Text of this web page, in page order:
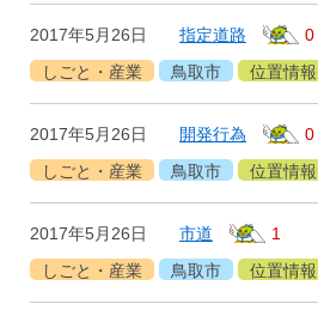
2017年5月26日 指定道路
0
しごと・産業
鳥取市 位置情報
2017年5月26日 開発行為
0
しごと・産業
鳥取市 位置情報
2017年5月26日 市道
1
しごと・産業
鳥取市 位置情報